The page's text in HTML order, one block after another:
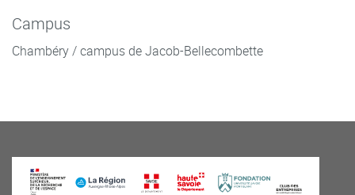
Campus
Chambéry / campus de Jacob-Bellecombette